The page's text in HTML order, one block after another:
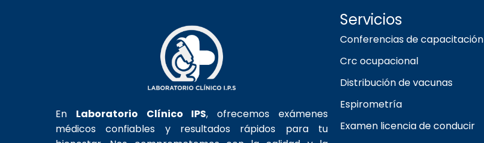
En Laboratorio Clínico IPS, ofrecemos exámenes
médicos confiables y resultados rápidos para tu
Servicios
Conferencias de capacitación
Crc ocupacional
Distribución de vacunas
Espirometría
Examen licencia de conducir